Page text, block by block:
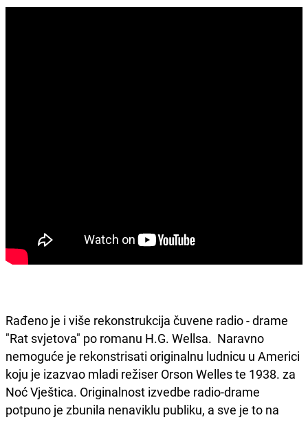
Rađeno je i više rekonstrukcija čuvene radio - drame
"Rat svjetova" po romanu H.G. Wellsa. Naravno
nemoguće je rekonstrisati originalnu ludnicu u Americi
koju je izazvao mladi režiser Orson Welles te 1938. za
Noć Vještica. Originalnost izvedbe radio-drame
potpuno je zbunila nenaviklu publiku, a sve je to na